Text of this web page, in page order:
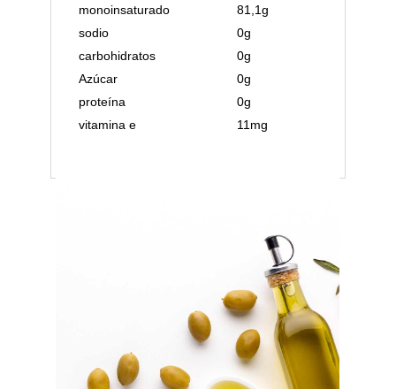
monoinsaturado
81,1g
sodio
0g
carbohidratos
0g
Azúcar
0g
proteína
0g
vitamina e
11mg